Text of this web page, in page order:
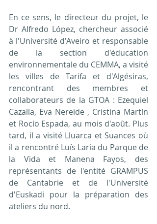
En ce sens, le directeur du projet, le
Dr Alfredo López, chercheur associé
à l'Université d'Aveiro et responsable
de la section d'éducation
environnementale du CEMMA, a visité
les villes de Tarifa et d'Algésiras,
rencontrant des membres et
collaborateurs de la GTOA : Ezequiel
Cazalla, Eva Nereide , Cristina Martín
et Rocío Espada, au mois d'août. Plus
tard, il a visité Lluarca et Suances où
il a rencontré Luís Laria du Parque de
la Vida et Manena Fayos, des
représentants de l'entité GRAMPUS
de Cantabrie et de l'Université
d'Euskadi pour la préparation des
ateliers du nord.